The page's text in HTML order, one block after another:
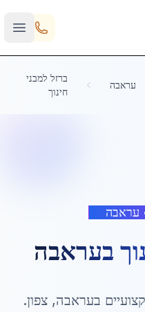
עראבה
ברזל למבני
חינוך
עראבה
בעראבה
בעראבה, צפון.